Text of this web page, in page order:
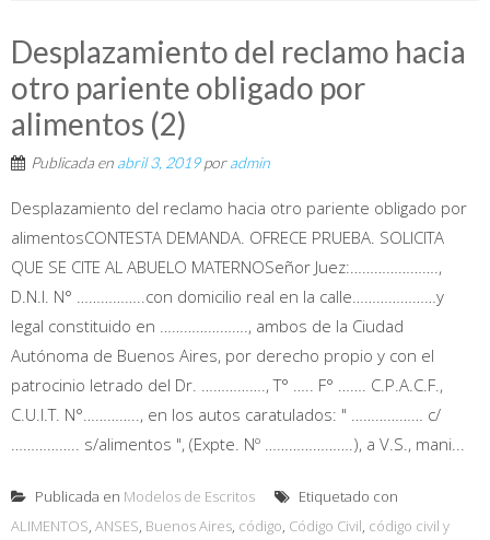
Desplazamiento del reclamo hacia
otro pariente obligado por
alimentos (2)
Publicada en abril 3, 2019poradmin
Desplazamiento del reclamo hacia otro pariente obligado por
alimentosCONTESTA DEMANDA. OFRECE PRUEBA. SOLICITA
QUE SE CITE AL ABUELO MATERNOSeñor Juez:………………….,
D.N.I. N° ……………..con domicilio real en la calle…………………y
legal constituido en …………………., ambos de la Ciudad
Autónoma de Buenos Aires, por derecho propio y con el
patrocinio letrado del Dr. ……………., T° ….. F° ……. C.P.A.C.F.,
C.U.I.T. N°………….., en los autos caratulados: " ……………… c/
…………….. s/alimentos ", (Expte. Nº ………………….), a V.S., mani...
Publicada en Modelos de Escritos
Etiquetado con
ALIMENTOS, ANSES, Buenos Aires, código, Código Civil, código civil y